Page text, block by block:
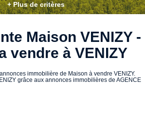
+ Plus de critères
Maison VENIZY -
vendre à VENIZY
immobilière de Maison à vendre VENIZY.
grâce aux annonces immobilières de AGENCE